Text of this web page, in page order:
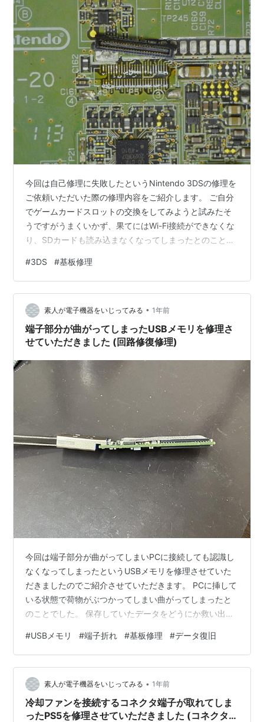
今回は自己修理に失敗したというNintendo 3DSの修理を
ご依頼いただいた際の修理内容をご紹介します。 ご自分
でゲームカードスロットの交換をしてみようと試みたそ
うですがうまくいかず、果てにはWi-Fi接続ができなくな
り、SDカードも読み込まなくなってしまったとのことで
機能の復旧とSDカードを読み込めるようにして欲しいと
ご依頼いただきました。
#3DS #基板修理
素人が電子機器をいじってみる • 1年前
端子部分が曲がってしまったUSBメモリを修理さ
せていただきました (回路修復修理)
今回は端子部分が曲がってしまいPCに接続しても認識し
なくなってしまったというUSBメモリを修理させていた
だきましたのでご紹介させていただきます。 PCに挿して
いる状態で荷物がぶつかってしまい曲がってしまったと
のことでした。 保存していたデータをどうにか救い出し
#USBメモリ #端子折れ #基板修理 #データ復旧
素人が電子機器をいじってみる • 1年前
冷却ファンを接続するコネクタ端子が取れてしま
ったPS5を修理させていただきました (コネクタ端